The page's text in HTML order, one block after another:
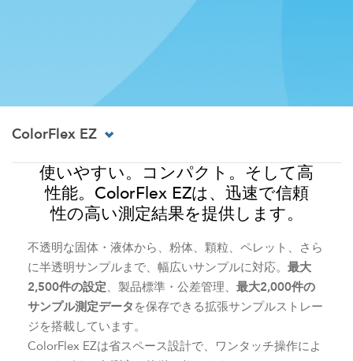
ColorFlex EZ
使いやすい。コンパクト。そして高
性能。ColorFlex EZは、迅速で信頼
性の高い測定結果を提供します。
不透明な固体・液体から、粉体、顆粒、ペレット、さら
に半透明サンプルまで、幅広いサンプルに対応。 最大
2,500件の設定、製品標準・公差管理、 最大2,000件の
サンプル測定データ を保存できる拡張サンプルストレー
ジを搭載しています。
ColorFlex EZは省スペース設計で、ワンタッチ操作によ